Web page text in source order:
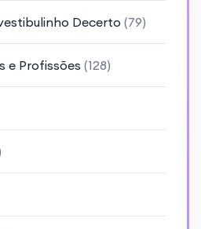
Decerto (79)
e Profissões (128)